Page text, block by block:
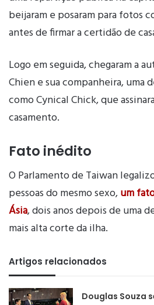
beijaram e posaram para fotos
antes de firmar a certidão de
Logo em seguida, chegaram a
Chien e sua companheira, uma
como Cynical Chick, que
casamento.
Fato inédito
O Parlamento de Taiwan
pessoas do mesmo sexo,um
Ásia, dois anos depois de uma
mais alta corte da ilha.
Artigos relacionados
Douglas Souza